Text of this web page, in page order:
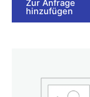
Zur Anfrage
hinzufügen